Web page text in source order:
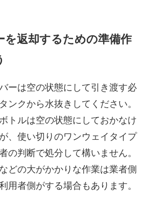
を返却するための準備作
ーは空の状態にして引き渡す必
ンクから水抜きしてください。
トルは空の状態にしておかなけ
、使い切りのワンウェイタイプ
の判断で処分して構いません。
どの大がかかりな作業は業者側
用者側がする場合もあります。